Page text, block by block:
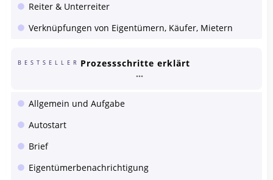
Reiter & Unterreiter
Verknüpfungen von Eigentümern, Käufer, Mietern
BESTSELLER Prozessschritte erklärt
Allgemein und Aufgabe
Autostart
Brief
Eigentümerbenachrichtigung